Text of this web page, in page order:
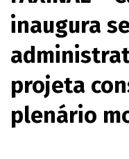
inaugura
projeta
plenário